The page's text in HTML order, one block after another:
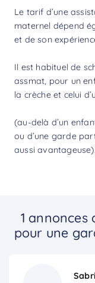
Le tarif d’une
maternel dépend
et de son
Il est habituel de
assmat, pour un
la crèche et celui
(au-delà d’un
ou d’une garde
aussi avantageuse).
1 annonces
pour une